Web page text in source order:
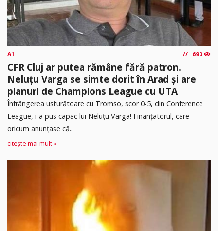
A1 690
CFR Cluj ar putea rămâne fără patron.
Neluțu Varga se simte dorit în Arad și are
planuri de Champions League cu UTA
Înfrângerea usturătoare cu Tromso, scor 0-5, din Conference
League, i-a pus capac lui Neluțu Varga! Finanțatorul, care
oricum anunțase că...
citește mai mult »